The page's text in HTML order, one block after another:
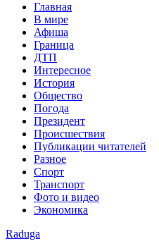
Главная
В мире
Афиша
Граница
ДТП
Интересное
История
Общество
Погода
Президент
Происшествия
Публикации читателей
Разное
Спорт
Транспорт
Фото и видео
Экономика
Raduga